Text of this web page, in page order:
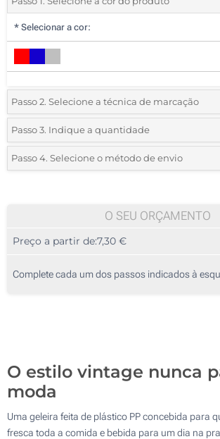
* Selecionar a cor:
Passo 2. Selecione a técnica de marcação
*Selecione o tipo de marcação e as cores do
1 Cor (Num lado)
Passo 3. Indique a quantidade
*Quantidade mínima:10
20
50
Passo 4. Selecione o método de envio
O SEU ORÇAMENTO
Preço a partir de:7,30 €
Complete cada um dos passos indicados à
O estilo vintage nunca
moda
Uma geleira feita de plástico PP concebida para
fresca toda a comida e bebida para um dia na